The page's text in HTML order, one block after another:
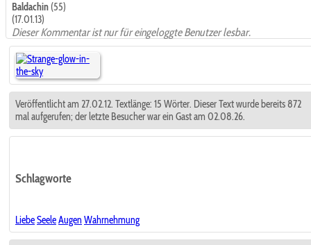
Baldachin (55)
(17.01.13)
Dieser Kommentar ist nur für eingeloggte Benutzer lesbar.
Veröffentlicht am 27.02.12. Textlänge: 15 Wörter. Dieser Text wurde bereits 872
mal aufgerufen; der letzte Besucher war ein Gast am 02.08.26.
Schlagworte
LiebeSeeleAugen Wahrnehmung